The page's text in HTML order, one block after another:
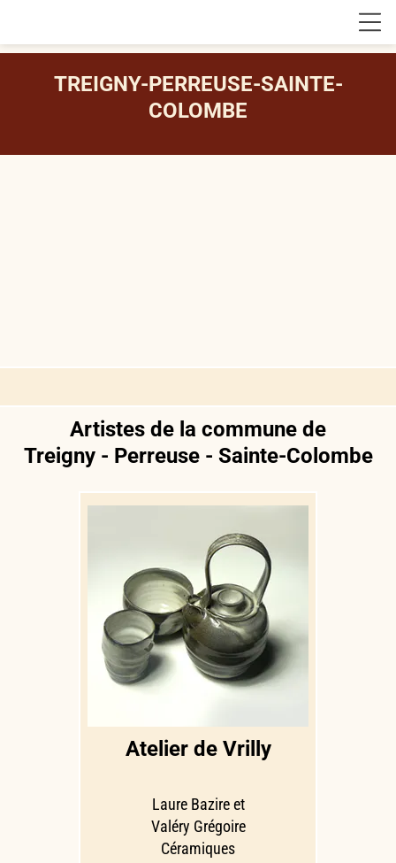
TREIGNY-PERREUSE-SAINTE-
COLOMBE
Artistes de la commune de
Treigny - Perreuse - Sainte-Colombe
Atelier de Vrilly
Laure Bazire et
Valéry Grégoire
Céramiques